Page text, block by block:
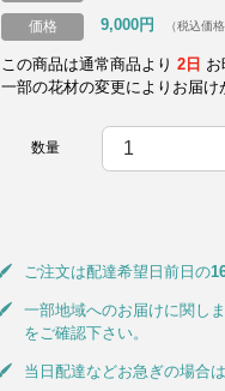
価格 9,000円 （税込価
この商品は通常商品より2日 お
一部の花材の変更によりお届け
数量
ご注文は配達希望日前日の
一部地域へのお届けに関し
をご確認下さい。
当日配達などお急ぎの場合